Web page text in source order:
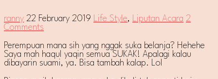
ranny 22 February 2019 Life Style, Liputan Acara 2
Comments
Perempuan mana sih yang nggak suka belanja? Hehehe
Saya mah haqul yaqin semua SUKAK! Apalagi kalau
dibayarin suami, ya. Bisa tambah kalap. Lol